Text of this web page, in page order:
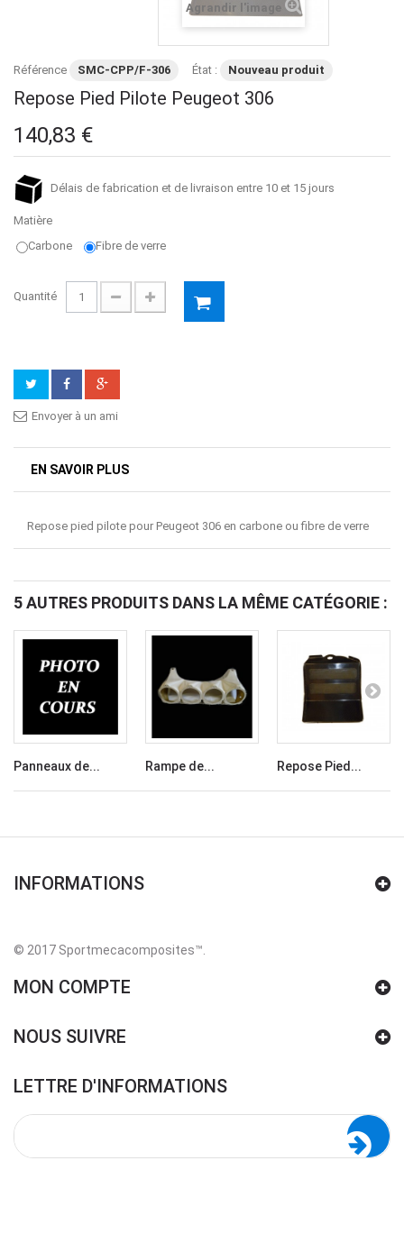
Agrandir l'image
Référence SMC-CPP/F-306 État : Nouveau produit
Repose Pied Pilote Peugeot 306
140,83 €
Délais de fabrication et de livraison entre 10 et 15 jours
Matière
Carbone
Fibre de verre
Quantité
Envoyer à un ami
EN SAVOIR PLUS
Repose pied pilote pour Peugeot 306 en carbone ou fibre de verre
5 AUTRES PRODUITS DANS LA MÊME CATÉGORIE :
Panneaux de... Rampe de... Repose Pied...
INFORMATIONS
© 2017 Sportmecacomposites™
MON COMPTE
NOUS SUIVRE
LETTRE D'INFORMATIONS